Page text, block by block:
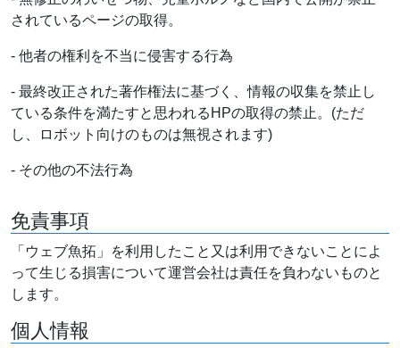
されているページの取得。
- 他者の権利を不当に侵害する行為
- 最終改正された著作権法に基づく、情報の収集を禁止し
ている条件を満たすと思われるHPの取得の禁止。(ただ
し、ロボット向けのものは無視されます)
- その他の不法行為
免責事項
「ウェブ魚拓」を利用したこと又は利用できないことによ
って生じる損害について運営会社は責任を負わないものと
します。
個人情報